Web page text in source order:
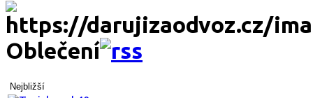
Oblečení
Nejbližší